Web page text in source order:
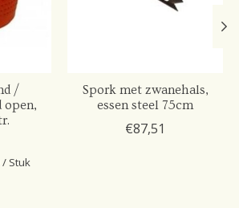
/
open,
/ Stuk
Spork met zwanehals,
essen steel 75cm
€87,51